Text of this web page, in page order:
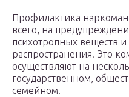
Профилактика
всего, на
психотропных веществ
распространения. Это
осуществляют на
государственном,
семейном.